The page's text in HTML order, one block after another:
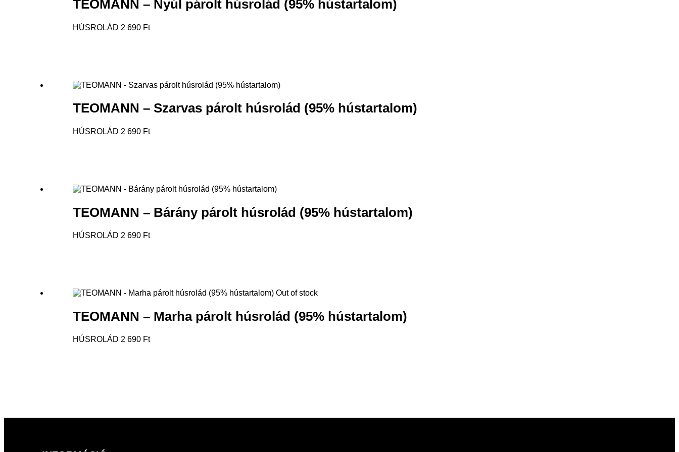
TEOMANN – Nyúl párolt húsrolád (95% hústartalom)
HÚSROLÁD 2 690 Ft
TEOMANN – Szarvas párolt húsrolád (95% hústartalom)
HÚSROLÁD 2 690 Ft
TEOMANN – Bárány párolt húsrolád (95% hústartalom)
HÚSROLÁD 2 690 Ft
Out of stock
TEOMANN – Marha párolt húsrolád (95% hústartalom)
HÚSROLÁD 2 690 Ft